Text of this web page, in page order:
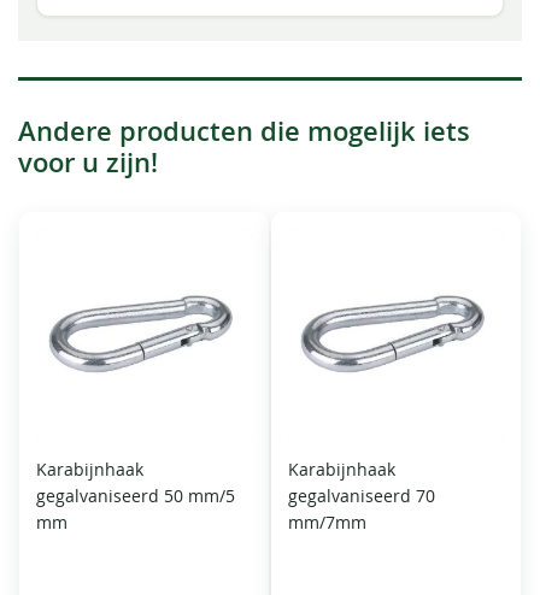
Andere producten die mogelijk iets
voor u zijn!
Karabijnhaak
gegalvaniseerd 50 mm/5
mm
Karabijnhaak
gegalvaniseerd 70
mm/7mm